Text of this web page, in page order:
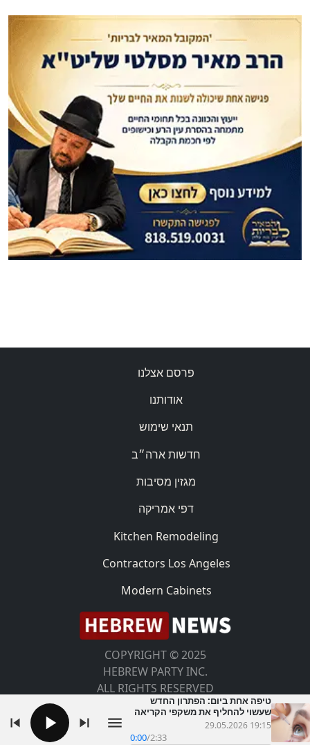
פרסם אצלנו
אודותנו
תנאי שימוש
חדשות ארה״ב
מגזין מסיבות
דפי אמריקה
Kitchen Remodeling
Contractors Los Angeles
Modern Cabinets
COPYRIGHT © 2025
HEBREW PARTY INC.
ALL RIGHTS RESERVED
טיפה אחת ביום: הפתרון החדש
שעשוי להחליף את משקפי הקריאה
29.05.2026 19:15
0:00/2:33